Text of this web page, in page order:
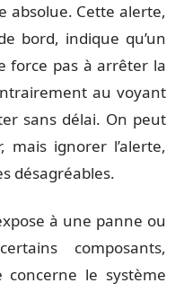
absolue. Cette alerte,
bord, indique qu’un
force pas à arrêter la
au voyant
sans délai. On peut
ignorer l’alerte,
désagréables.
à une panne ou
composants,
le système